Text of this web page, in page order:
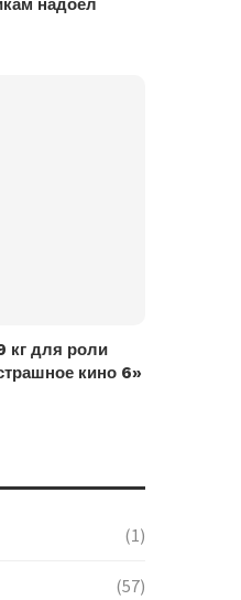
надоел
кг для роли
кино 6»
(1)
(57)